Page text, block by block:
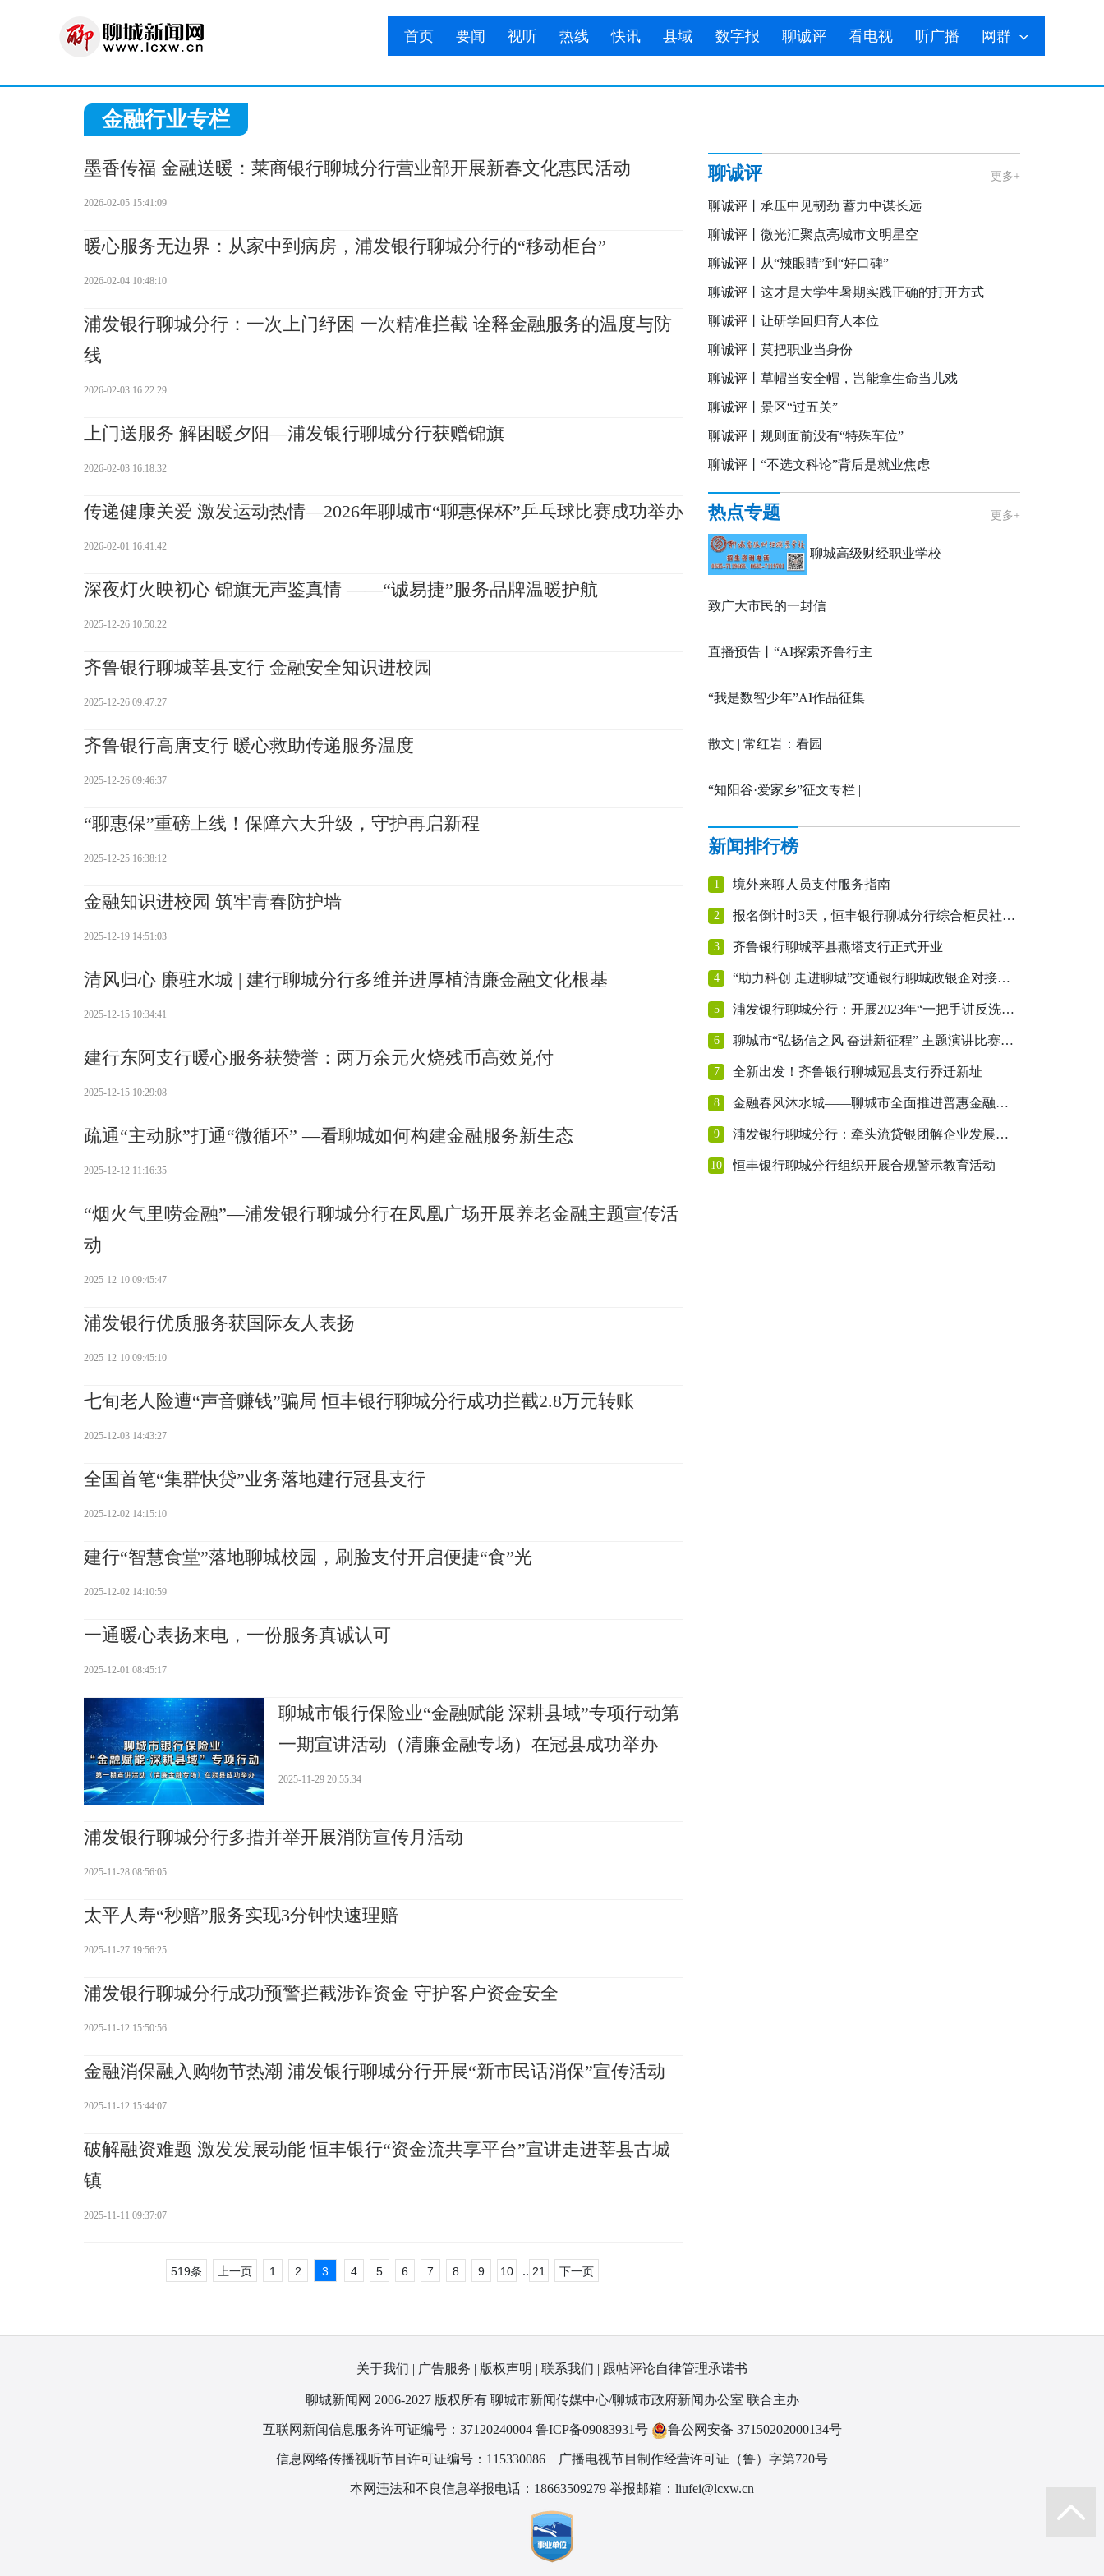
首页 要闻 视听 热线 快讯 县域 数字报 聊诚评 看电视 听广播 网群
金融行业专栏
墨香传福 金融送暖：莱商银行聊城分行营业部开展新春文化惠民活动
2026-02-05 15:41:09
暖心服务无边界：从家中到病房，浦发银行聊城分行的“移动柜台”
2026-02-04 10:48:10
浦发银行聊城分行：一次上门纾困 一次精准拦截 诠释金融服务的温度与防
线
2026-02-03 16:22:29
上门送服务 解困暖夕阳—浦发银行聊城分行获赠锦旗
2026-02-03 16:18:32
传递健康关爱 激发运动热情—2026年聊城市“聊惠保杯”乒乓球比赛成功举办‌
2026-02-01 16:41:42
深夜灯火映初心 锦旗无声鉴真情 ——“诚易捷”服务品牌温暖护航
2025-12-26 10:50:22
齐鲁银行聊城莘县支行 金融安全知识进校园
2025-12-26 09:47:27
齐鲁银行高唐支行 暖心救助传递服务温度
2025-12-26 09:46:37
“聊惠保”重磅上线！保障六大升级，守护再启新程
2025-12-25 16:38:12
金融知识进校园 筑牢青春防护墙
2025-12-19 14:51:03
清风归心 廉驻水城 | 建行聊城分行多维并进厚植清廉金融文化根基
2025-12-15 10:34:41
建行东阿支行暖心服务获赞誉：两万余元火烧残币高效兑付
2025-12-15 10:29:08
疏通“主动脉”打通“微循环” —看聊城如何构建金融服务新生态
2025-12-12 11:16:35
“烟火气里唠金融”—浦发银行聊城分行在凤凰广场开展养老金融主题宣传活
动
2025-12-10 09:45:47
浦发银行优质服务获国际友人表扬
2025-12-10 09:45:10
七旬老人险遭“声音赚钱”骗局 恒丰银行聊城分行成功拦截2.8万元转账
2025-12-03 14:43:27
全国首笔“集群快贷”业务落地建行冠县支行
2025-12-02 14:15:10
建行“智慧食堂”落地聊城校园，刷脸支付开启便捷“食”光
2025-12-02 14:10:59
一通暖心表扬来电，一份服务真诚认可
2025-12-01 08:45:17
聊城市银行保险业“金融赋能 深耕县域”专项行动第
一期宣讲活动（清廉金融专场）在冠县成功举办
2025-11-29 20:55:34
浦发银行聊城分行多措并举开展消防宣传月活动
2025-11-28 08:56:05
太平人寿“秒赔”服务实现3分钟快速理赔
2025-11-27 19:56:25
浦发银行聊城分行成功预警拦截涉诈资金 守护客户资金安全
2025-11-12 15:50:56
金融消保融入购物节热潮 浦发银行聊城分行开展“新市民话消保”宣传活动
2025-11-12 15:44:07
破解融资难题 激发发展动能 恒丰银行“资金流共享平台”宣讲走进莘县古城
镇
2025-11-11 09:37:07
519条 上一页 1 2 3 4 5 6 7 8 9 10 .. 21 下一页
聊诚评 更多+
聊诚评丨承压中见韧劲 蓄力中谋长远
聊诚评丨微光汇聚点亮城市文明星空
聊诚评丨从“辣眼睛”到“好口碑”
聊诚评丨这才是大学生暑期实践正确的打开方式
聊诚评丨让研学回归育人本位
聊诚评丨莫把职业当身份
聊诚评丨草帽当安全帽，岂能拿生命当儿戏
聊诚评丨景区“过五关”
聊诚评丨规则面前没有“特殊车位”
聊诚评丨“不选文科论”背后是就业焦虑
热点专题 更多+
聊城高级财经职业学校
致广大市民的一封信
直播预告丨“AI探索齐鲁行主
题课”淄博站，开讲啦！
“我是数智少年”AI作品征集
活动开始啦
散文 | 常红岩：看园
“知阳谷·爱家乡”征文专栏 |
李学刚：热土焕新颜，阳谷
展腾飞
新闻排行榜
1 境外来聊人员支付服务指南
2 报名倒计时3天，恒丰银行聊城分行综合柜员社会招聘即将截止
3 齐鲁银行聊城莘县燕塔支行正式开业
4 “助力科创 走进聊城”交通银行聊城政银企对接会召开
5 浦发银行聊城分行：开展2023年“一把手讲反洗钱”专题培训
6 聊城市“弘扬信之风 奋进新征程” 主题演讲比赛活动成功举办
7 全新出发！齐鲁银行聊城冠县支行乔迁新址
8 金融春风沐水城——聊城市全面推进普惠金融纪实
9 浦发银行聊城分行：牵头流贷银团解企业发展困局
10 恒丰银行聊城分行组织开展合规警示教育活动
关于我们 | 广告服务 | 版权声明 | 联系我们 | 跟帖评论自律管理承诺书
聊城新闻网 2006-2027 版权所有 聊城市新闻传媒中心/聊城市政府新闻办公室 联合主办
互联网新闻信息服务许可证编号：37120240004 鲁ICP备09083931号 鲁公网安备 37150202000134号
信息网络传播视听节目许可证编号：115330086 广播电视节目制作经营许可证（鲁）字第720号
本网违法和不良信息举报电话：18663509279 举报邮箱：liufei@lcxw.cn